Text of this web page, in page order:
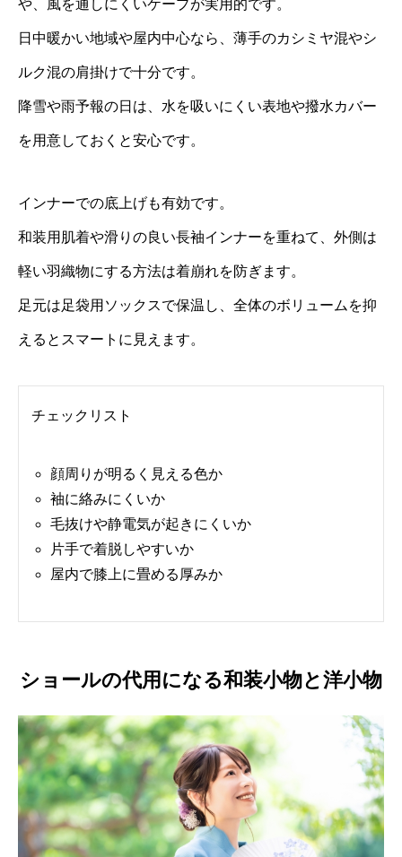
や、風を通しにくいケープが実用的です。
日中暖かい地域や屋内中心なら、薄手のカシミヤ混やシ
ルク混の肩掛けで十分です。
降雪や雨予報の日は、水を吸いにくい表地や撥水カバー
を用意しておくと安心です。
インナーでの底上げも有効です。
和装用肌着や滑りの良い長袖インナーを重ねて、外側は
軽い羽織物にする方法は着崩れを防ぎます。
足元は足袋用ソックスで保温し、全体のボリュームを抑
えるとスマートに見えます。
チェックリスト
顔周りが明るく見える色か
袖に絡みにくいか
毛抜けや静電気が起きにくいか
片手で着脱しやすいか
屋内で膝上に畳める厚みか
ショールの代用になる和装小物と洋小物